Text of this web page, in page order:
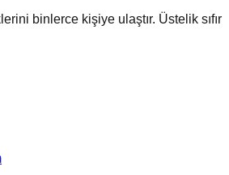
binlerce kişiye ulaştır. Üstelik sıfır